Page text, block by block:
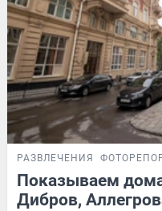
РАЗВЛЕЧЕНИЯ
Показываем
Дибров,